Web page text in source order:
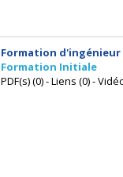
Formation d'ingénieur
Formation Initiale
PDF(s) (0) - Liens (0) -